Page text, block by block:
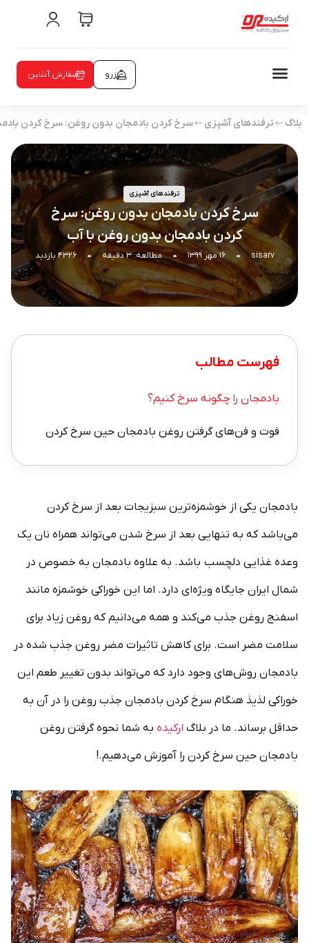
سفارش آنلاین رزرو
بلاگ ترفندهای آشپزی سرخ كردن بادمجان بدون روغن: سرخ كردن
ترفندهای آشپزی
سرخ كردن بادمجان بدون روغن: سرخ
كردن بادمجان بدون روغن با آب
sisarv ۱۶ مهر ۱۳۹۹ مطالعه: ۳ دقیقه ۴۳۲۶ بازدید
فهرست مطالب
بادمجان را چگونه سرخ کنیم؟
فوت و فن‌های گرفتن روغن بادمجان حین سرخ کردن
بادمجان یکی از خوشمزه‌ترین سبزیجات بعد از سرخ کردن
می‌باشد که به تنهایی بعد از سرخ شدن می‌تواند همراه نان یک
وعده غذایی دلچسب باشد. به علاوه بادمجان به خصوص در
شمال ایران جایگاه ویژه‌ای دارد. اما این خوراکی خوشمزه مانند
اسفنج روغن جذب می‌کند و همه می‌دانیم که روغن زیاد برای
سلامت مضر است. برای کاهش تاثیرات مضر روغن جذب شده در
بادمجان روش‌های وجود دارد که می‌تواند بدون تغییر طعم این
خوراکی لذیذ هنگام سرخ کردن بادمجان جذب روغن را در آن به
حداقل برساند. ما در بلاگ ارکیده به شما نحوه گرفتن روغن
بادمجان حین سرخ کردن را آموزش می‌دهیم.!